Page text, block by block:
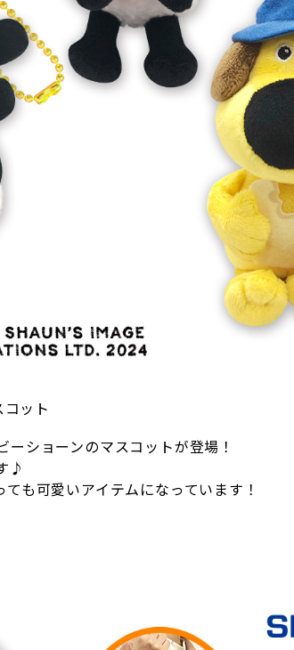
ット
ショーンのマスコットが登場！
♪
も可愛いアイテムになっています！